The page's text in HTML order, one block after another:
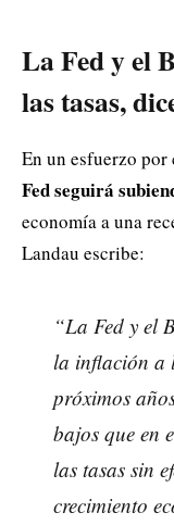
La Fed y el
las tasas,
En un esfuerzo
Fed seguirá
economía a una
Landau escribe:
“La Fed y el
la inflación a
próximos
bajos que en
las tasas sin
crecimiento